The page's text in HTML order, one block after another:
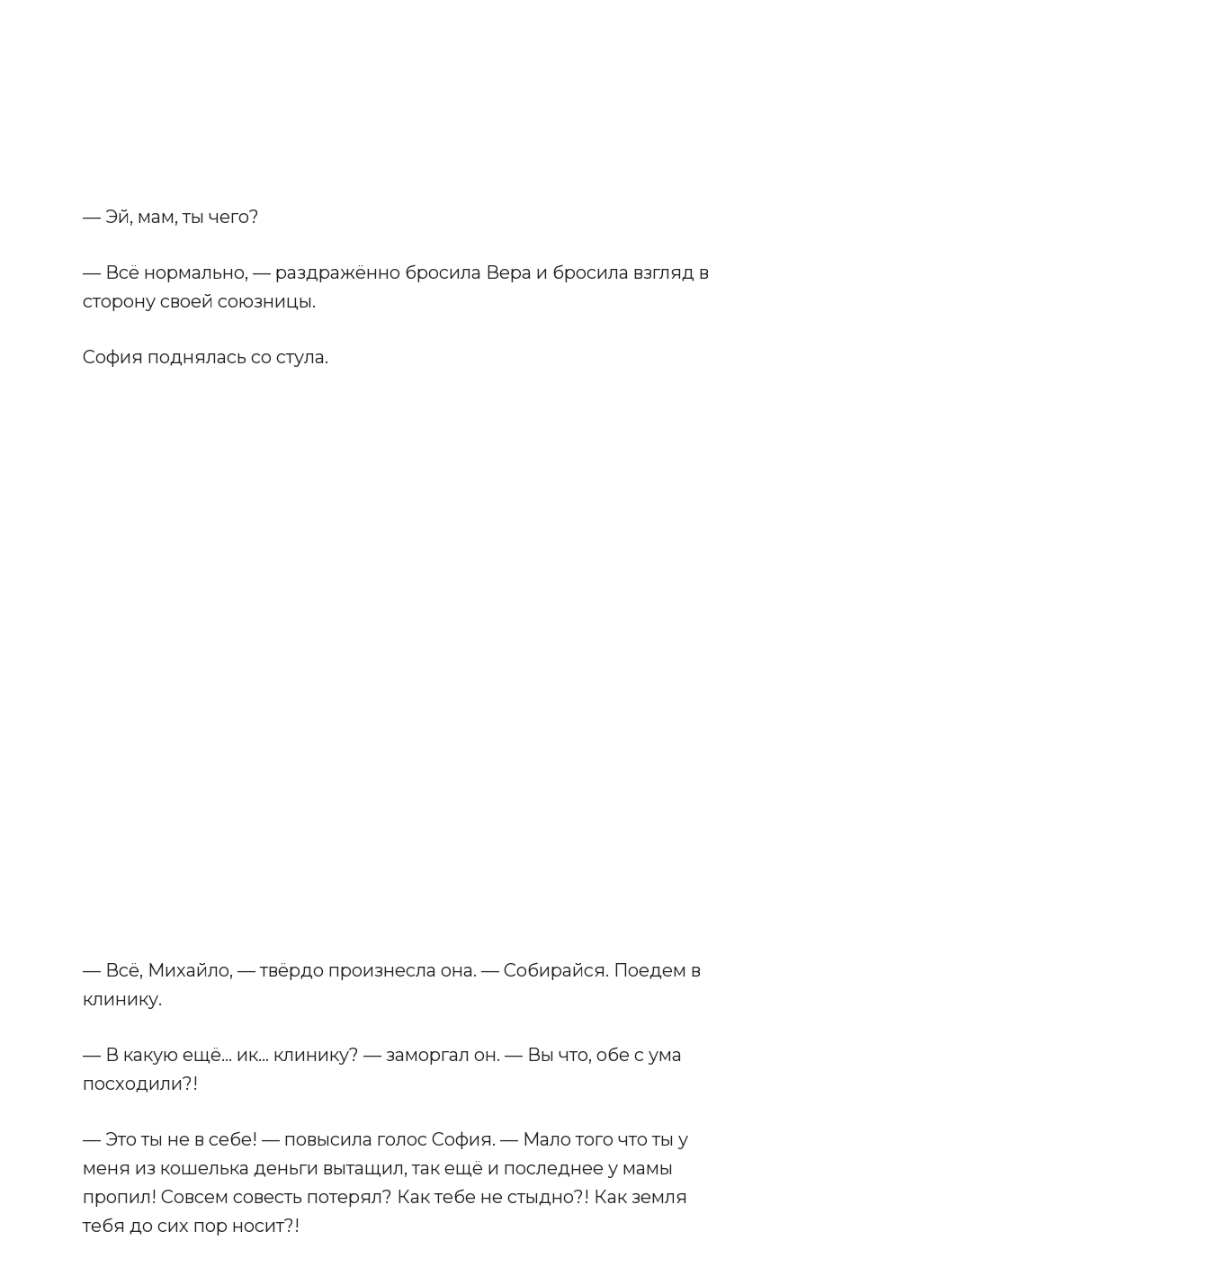
— Эй, мам, ты чего?
— Всё нормально, — раздражённо бросила Вера и бросила взгляд в
сторону своей союзницы.
София поднялась со стула.
— Всё, Михайло, — твёрдо произнесла она. — Собирайся. Поедем в
клинику.
— В какую ещё… ик… клинику? — заморгал он. — Вы что, обе с ума
посходили?!
— Это ты не в себе! — повысила голос София. — Мало того что ты у
меня из кошелька деньги вытащил, так ещё и последнее у мамы
пропил! Совсем совесть потерял? Как тебе не стыдно?! Как земля
тебя до сих пор носит?!